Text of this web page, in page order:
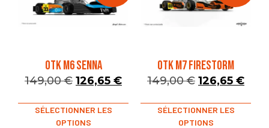
OTK M6 SENNA
149,00€ 126,65 €
SÉLECTIONNER LES
OPTIONS
OTK M7 FIRESTORM
149,00€ 126,65 €
SÉLECTIONNER LES
OPTIONS